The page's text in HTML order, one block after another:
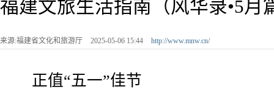
福建文旅生活指南（风华录•5月
来源:福建省文化和旅游厅 2025-05-06 15:44 http://www.mnw.cn/
正值“五一”佳节